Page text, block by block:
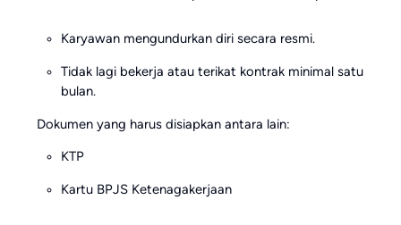
Karyawan mengundurkan diri secara resmi.
Tidak lagi bekerja atau terikat kontrak minimal satu
bulan.
Dokumen yang harus disiapkan antara lain:
KTP
Kartu BPJS Ketenagakerjaan